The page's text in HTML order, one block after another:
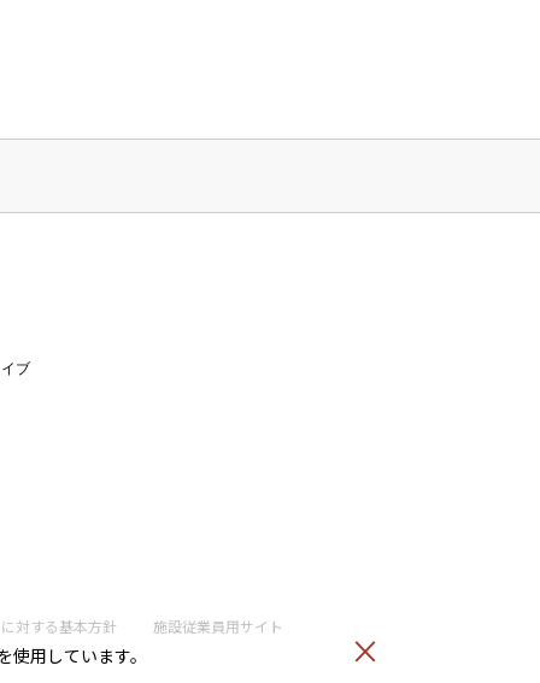
用しています。
ブ
対する基本方針 施設従業員用サイト